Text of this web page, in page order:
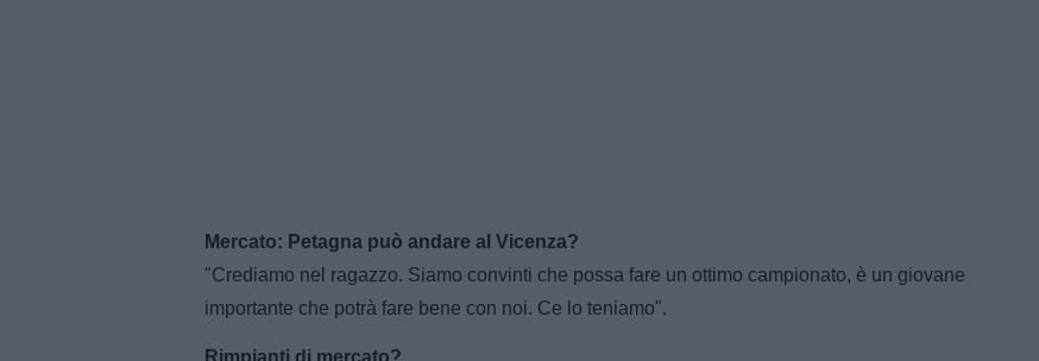
Mercato: Petagna può andare al Vicenza?
"Crediamo nel ragazzo. Siamo convinti che possa fare un ottimo campionato, è un giovane
importante che potrà fare bene con noi. Ce lo teniamo".
Rimpianti di mercato?